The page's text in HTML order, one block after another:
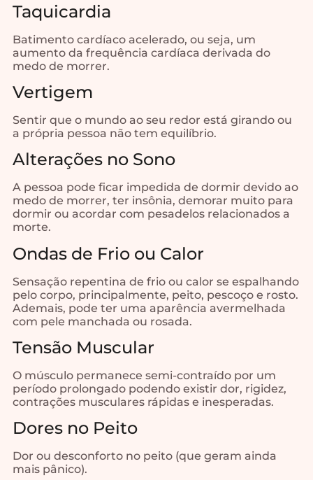
Taquicardia
Batimento cardíaco acelerado, ou seja, um
aumento da frequência cardíaca derivada do
medo de morrer.
Vertigem
Sentir que o mundo ao seu redor está girando ou
a própria pessoa não tem equilíbrio.
Alterações no Sono
A pessoa pode ficar impedida de dormir devido ao
medo de morrer, ter insônia, demorar muito para
dormir ou acordar com pesadelos relacionados a
morte.
Ondas de Frio ou Calor
Sensação repentina de frio ou calor se espalhando
pelo corpo, principalmente, peito, pescoço e rosto.
Ademais, pode ter uma aparência avermelhada
com pele manchada ou rosada.
Tensão Muscular
O músculo permanece semi-contraído por um
período prolongado podendo existir dor, rigidez,
contrações musculares rápidas e inesperadas.
Dores no Peito
Dor ou desconforto no peito (que geram ainda
mais pânico).